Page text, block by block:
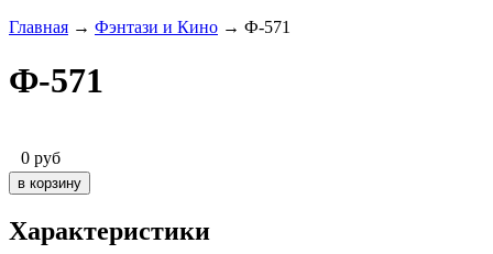
Главная → Фэнтази и Кино → Ф-571
Ф-571
0 руб
Характеристики